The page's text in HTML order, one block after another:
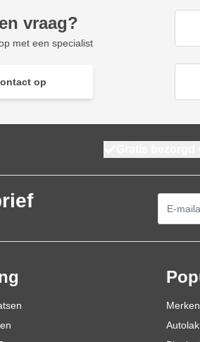
vraag?
met een specialist
op
Merken